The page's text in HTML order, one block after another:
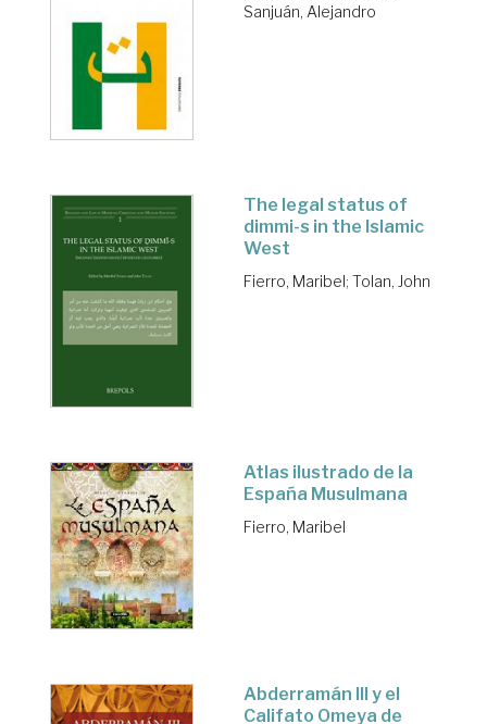
Sanjuán, Alejandro
The legal status of
dimmi-s in the Islamic
West
Fierro, Maribel; Tolan, John
Atlas ilustrado de la
España Musulmana
Fierro, Maribel
Abderramán III y el
Califato Omeya de